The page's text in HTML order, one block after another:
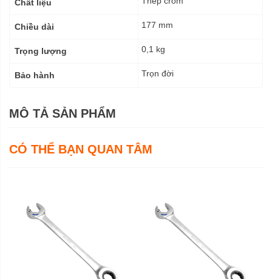
Chất liệu
Chiều dài 177 mm
Trọng lượng 0,1 kg
Bảo hành Trọn đời
MÔ TẢ SẢN PHẨM
CÓ THỂ BẠN QUAN TÂM